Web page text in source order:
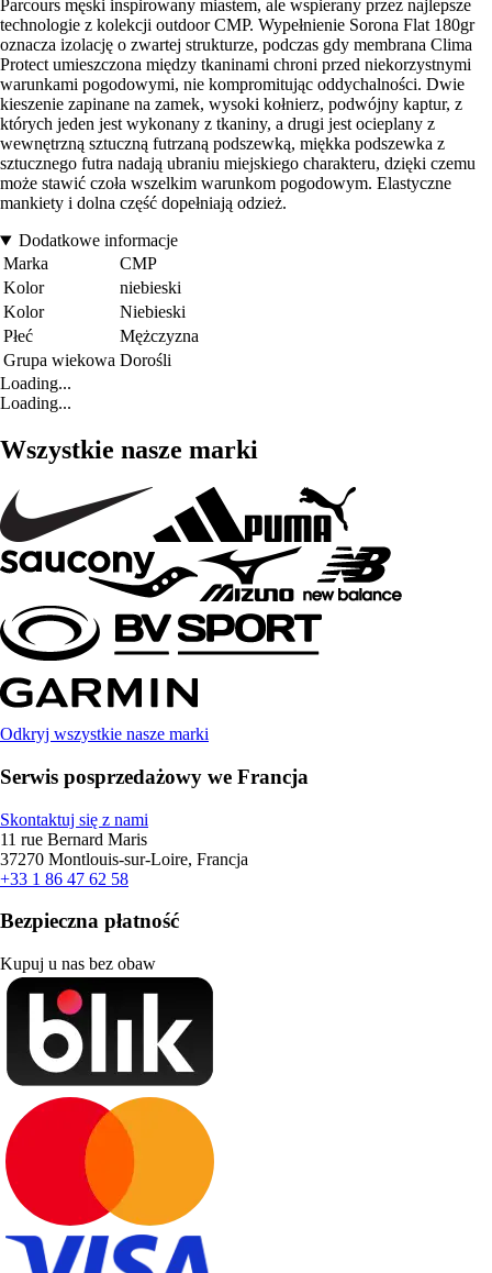
Parcours męski inspirowany miastem, ale wspierany przez najlepsze
technologie z kolekcji outdoor CMP. Wypełnienie Sorona Flat 180gr
oznacza izolację o zwartej strukturze, podczas gdy membrana Clima
Protect umieszczona między tkaninami chroni przed niekorzystnymi
warunkami pogodowymi, nie kompromitując oddychalności. Dwie
kieszenie zapinane na zamek, wysoki kołnierz, podwójny kaptur, z
których jeden jest wykonany z tkaniny, a drugi jest ocieplany z
wewnętrzną sztuczną futrzaną podszewką, miękka podszewka z
sztucznego futra nadają ubraniu miejskiego charakteru, dzięki czemu
może stawić czoła wszelkim warunkom pogodowym. Elastyczne
mankiety i dolna część dopełniają odzież.
Dodatkowe informacje
Marka
CMP
Kolor
niebieski
Kolor
Niebieski
Płeć
Mężczyzna
Grupa wiekowa Dorośli
Loading...
Loading...
Wszystkie nasze marki
Odkryj wszystkie nasze marki
Serwis posprzedażowy we Francja
Skontaktuj się z nami
11 rue Bernard Maris
37270 Montlouis-sur-Loire, Francja
+33 1 86 47 62 58
Bezpieczna płatność
Kupuj u nas bez obaw